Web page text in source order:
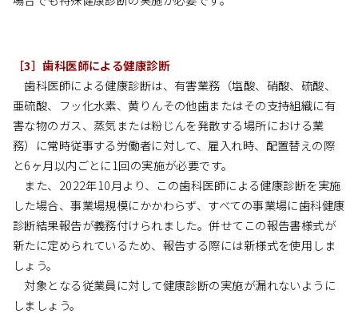
［3］歯科医師による健康診断
歯科医師による健康診断は、有害業務（塩酸、硝酸、硫酸、
亜硫酸、フッ化水素、黄りんその他歯またはその支持組織に有
害な物のガス、蒸気または粉じんを発散する場所における業
務）に常時従事する労働者に対して、雇入れ時、配置替えの際
と6ヶ月以内ごとに1回の実施が必要です。
また、2022年10月より、この歯科医師による健康診断を実施
した場合、事業場規模にかかわらず、すべての事業場に歯科健康
診断結果報告が義務付けられました。併せてこの報告書様式が
新たに定められているため、報告する際には新様式を使用しま
しょう。
対象となる従業員に対して健康診断の実施が漏れないように
しましょう。